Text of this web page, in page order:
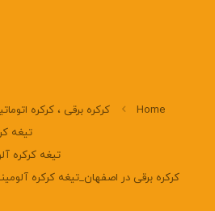
Home کرکره برقی ، کرکره
تیغه
تیغه کرکره
کرکره برقی در اصفهان_تیغه کرکره آلومینیوم 100قوس-